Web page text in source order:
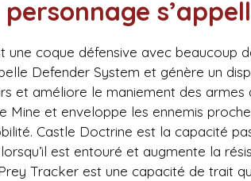
une coque défensive avec beaucoup
Defender System et génère un
et améliore le maniement des
Mine et enveloppe les ennemis
Castle Doctrine est la capacité
est entouré et augmente la
Tracker est une capacité de trait